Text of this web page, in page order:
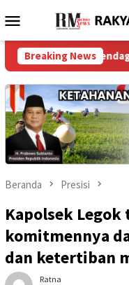
ke
Menu
Mobile
Breaking News
Mendagri Sepakati
Beranda Presisi
Kapolsek
komitmennya
dan ketertiban
Ratna